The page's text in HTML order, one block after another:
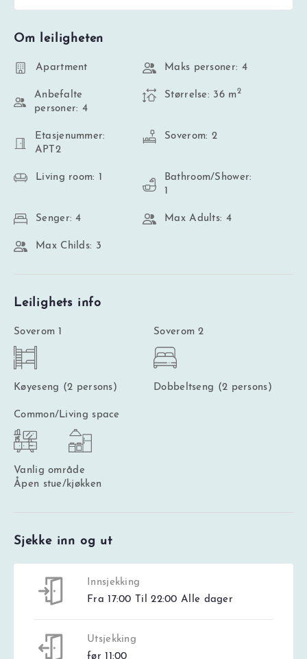
Om leiligheten
Apartment Maks personer: 4
Anbefalte
personer: 4
Størrelse: 36 m2
Etasjenummer:
APT2
Soverom: 2
Living room: 1
Bathroom/Shower:
1
Senger: 4 Max Adults: 4
Max Childs: 3
Leilighets info
Soverom 1
Køyeseng (2 persons)
Soverom 2
Dobbeltseng (2 persons)
Common/Living space
Vanlig område
Åpen stue/kjøkken
Sjekke inn og ut
Innsjekking
Fra 17:00 Til 22:00 Alle dager
Utsjekking
før 11:00